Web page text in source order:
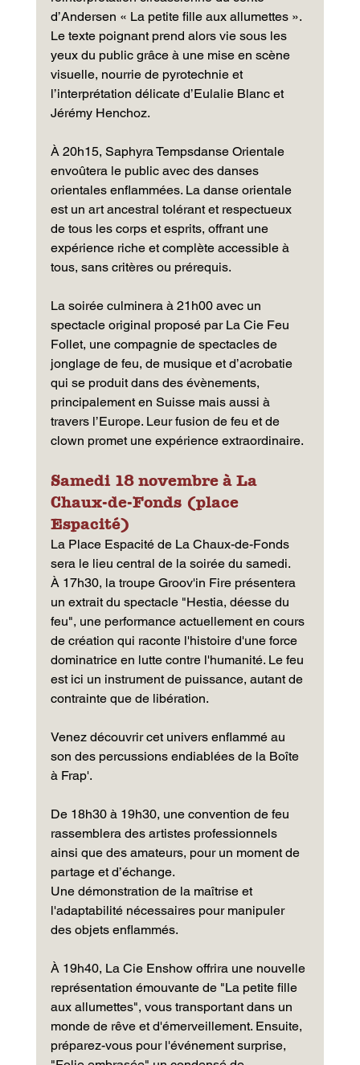
d’Andersen « La petite fille aux allumettes ».
Le texte poignant prend alors vie sous les
yeux du public grâce à une mise en scène
visuelle, nourrie de pyrotechnie et
l’interprétation délicate d’Eulalie Blanc et
Jérémy Henchoz.
À 20h15, Saphyra Tempsdanse Orientale
envoûtera le public avec des danses
orientales enflammées. La danse orientale
est un art ancestral tolérant et respectueux
de tous les corps et esprits, offrant une
expérience riche et complète accessible à
tous, sans critères ou prérequis.
La soirée culminera à 21h00 avec un
spectacle original proposé par La Cie Feu
Follet, une compagnie de spectacles de
jonglage de feu, de musique et d’acrobatie
qui se produit dans des évènements,
principalement en Suisse mais aussi à
travers l’Europe. Leur fusion de feu et de
clown promet une expérience extraordinaire.
Samedi 18 novembre à La
Chaux-de-Fonds (place
Espacité)
La Place Espacité de La Chaux-de-Fonds
sera le lieu central de la soirée du samedi.
À 17h30, la troupe Groov'in Fire présentera
un extrait du spectacle "Hestia, déesse du
feu", une performance actuellement en cours
de création qui raconte l'histoire d'une force
dominatrice en lutte contre l'humanité. Le feu
est ici un instrument de puissance, autant de
contrainte que de libération.
Venez découvrir cet univers enflammé au
son des percussions endiablées de la Boîte
à Frap'.
De 18h30 à 19h30, une convention de feu
rassemblera des artistes professionnels
ainsi que des amateurs, pour un moment de
partage et d’échange.
Une démonstration de la maîtrise et
l'adaptabilité nécessaires pour manipuler
des objets enflammés.
À 19h40, La Cie Enshow offrira une nouvelle
représentation émouvante de "La petite fille
aux allumettes", vous transportant dans un
monde de rêve et d'émerveillement. Ensuite,
préparez-vous pour l'événement surprise,